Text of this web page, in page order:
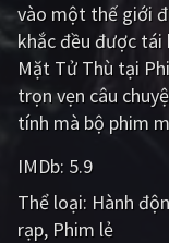
PHIM LẺ
PHIM CHIẾU RẠP
TUYỂN TẬP PHIM
BLOG
vào một thế giới
khắc đều được tái
Mặt Tử Thù tại
trọn vẹn câu
tính mà bộ phim
IMDb: 5.9
Thể loại: Hành
rạp Phim lẻ